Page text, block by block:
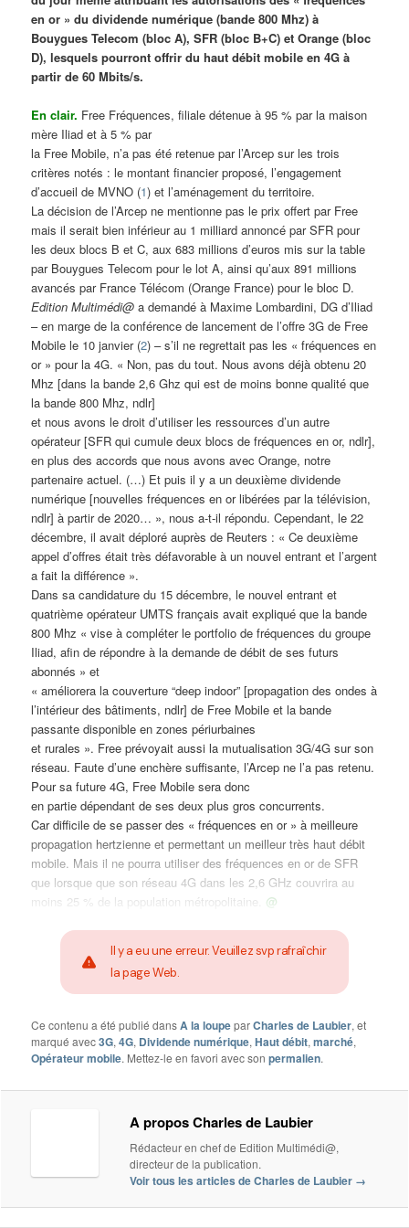
en or » du dividende numérique (bande 800 Mhz) à
Bouygues Telecom (bloc A), SFR (bloc B+C) et Orange (bloc
D), lesquels pourront offrir du haut débit mobile en 4G à
partir de 60 Mbits/s.
En clair. Free Fréquences, filiale détenue à 95 % par la maison
mère Iliad et à 5 % par
la Free Mobile, n’a pas été retenue par l’Arcep sur les trois
critères notés : le montant financier proposé, l’engagement
d’accueil de MVNO (1) et l’aménagement du territoire.
La décision de l’Arcep ne mentionne pas le prix offert par Free
mais il serait bien inférieur au 1 milliard annoncé par SFR pour
les deux blocs B et C, aux 683 millions d’euros mis sur la table
par Bouygues Telecom pour le lot A, ainsi qu’aux 891 millions
avancés par France Télécom (Orange France) pour le bloc D.
Edition Multimédi@ a demandé à Maxime Lombardini, DG d’Iliad
– en marge de la conférence de lancement de l’offre 3G de Free
Mobile le 10 janvier (2) – s’il ne regrettait pas les « fréquences en
or » pour la 4G. « Non, pas du tout. Nous avons déjà obtenu 20
Mhz [dans la bande 2,6 Ghz qui est de moins bonne qualité que
la bande 800 Mhz, ndlr]
et nous avons le droit d’utiliser les ressources d’un autre
opérateur [SFR qui cumule deux blocs de fréquences en or, ndlr],
en plus des accords que nous avons avec Orange, notre
partenaire actuel. (…) Et puis il y a un deuxième dividende
numérique [nouvelles fréquences en or libérées par la télévision,
ndlr] à partir de 2020… », nous a-t-il répondu. Cependant, le 22
décembre, il avait déploré auprès de Reuters : « Ce deuxième
appel d’offres était très défavorable à un nouvel entrant et l’argent
a fait la différence ».
Dans sa candidature du 15 décembre, le nouvel entrant et
quatrième opérateur UMTS français avait expliqué que la bande
800 Mhz « vise à compléter le portfolio de fréquences du groupe
Iliad, afin de répondre à la demande de débit de ses futurs
abonnés » et
« améliorera la couverture “deep indoor” [propagation des ondes à
l’intérieur des bâtiments, ndlr] de Free Mobile et la bande
passante disponible en zones périurbaines
et rurales ». Free prévoyait aussi la mutualisation 3G/4G sur son
réseau. Faute d’une enchère suffisante, l’Arcep ne l’a pas retenu.
Pour sa future 4G, Free Mobile sera donc
en partie dépendant de ses deux plus gros concurrents.
Car difficile de se passer des « fréquences en or » à meilleure
propagation hertzienne et permettant un meilleur très haut débit
mobile. Mais il ne pourra utiliser des fréquences en or de SFR
que lorsque que son réseau 4G dans les 2,6 GHz couvrira au
moins 25 % de la population métropolitaine. @
Il y a eu une erreur. Veuillez svp rafraîchir
la page Web.
Ce contenu a été publié dansA la loupeparCharles de Laubier, et
marqué avec3G,4G, Dividende numérique,Haut débit,marché,
Opérateur mobile. Mettez-le en favori avec sonpermalien.
A propos Charles de Laubier
Rédacteur en chef de Edition Multimédi@,
directeur de la publication.
Voir tous les articles de Charles de Laubier →